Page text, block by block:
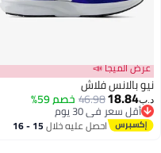
الميجا 📣
بالانس فلاش
18.84
46.98خصم 59%
أقل سعر في 30 يوم
أقل سعر في 30 يوماحصل عليه خلال 15 - 16